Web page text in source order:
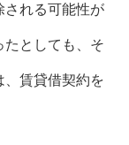
される可能性が
たとしても、そ
、賃貸借契約を